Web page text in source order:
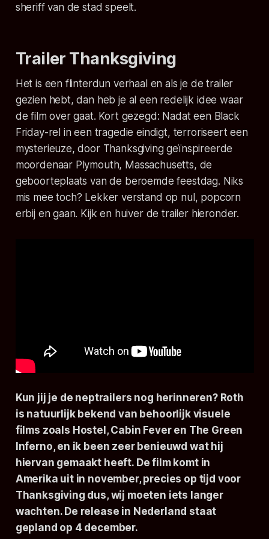
sheriff van de stad speelt.
Trailer Thanksgiving
Het is een flinterdun verhaal en als je de trailer
gezien hebt, dan heb je al een redelijk idee waar
de film over gaat. Kort gezegd: Nadat een Black
Friday-rel in een tragedie eindigt, terroriseert een
mysterieuze, door Thanksgiving geïnspireerde
moordenaar Plymouth, Massachusetts, de
geboorteplaats van de beroemde feestdag. Niks
mis mee toch? Lekker verstand op nul, popcorn
erbij en gaan. Kijk en huiver de trailer hieronder.
Kun jij je de neptrailers nog herinneren? Roth
is natuurlijk bekend van behoorlijk visuele
films zoals Hostel,Cabin Feveren The Green
Inferno, en ik been zeer benieuwd wat hij
hiervan gemaakt heeft. De film komt in
Amerika uit in november, precies op tijd voor
Thanksgiving dus, wij moeten iets langer
wachten. De release in Nederland staat
gepland op 4 december.